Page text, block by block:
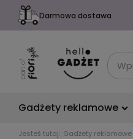
Darmowa dostawa
Gadżety reklamowe
Jesteś tutaj: Gadżety reklamowe